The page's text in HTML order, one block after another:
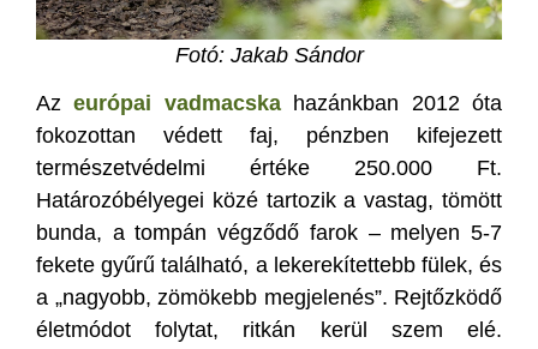
Fotó: Jakab Sándor
Azeurópai vadmacskahazánkban 2012 óta
fokozottan védett faj, pénzben kifejezett
természetvédelmi értéke 250.000 Ft.
Határozóbélyegei közé tartozik a vastag, tömött
bunda, a tompán végződő farok – melyen 5-7
fekete gyűrű található, a lekerekítettebb fülek, és
a „nagyobb, zömökebb megjelenés”. Rejtőzködő
életmódot folytat, ritkán kerül szem elé.